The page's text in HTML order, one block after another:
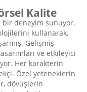
Kalite
bir deneyim sunuyor.
kullanarak,
Gelişmiş
ve etkileyici
Her karakterin
Özel yeteneklerin
dövüşlerin